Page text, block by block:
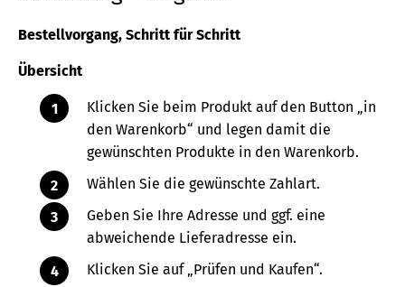
Buch
Bestellvorgang, Schritt für Schritt
Übersicht
Klicken Sie beim Produkt auf den Button „in
den Warenkorb“ und legen damit die
gewünschten Produkte in den Warenkorb.
Wählen Sie die gewünschte Zahlart.
Geben Sie Ihre Adresse und ggf. eine
abweichende Lieferadresse ein.
Klicken Sie auf „Prüfen und Kaufen“.